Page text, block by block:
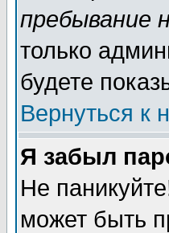
пребывание
только
будете
Вернуться к
Я забыл
Не
может быть